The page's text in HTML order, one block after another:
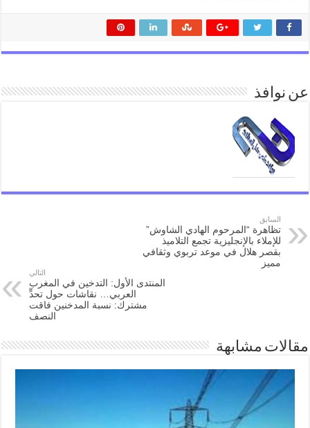
عن نوافذ
السابق
تظاهرة “المرحوم الهادي الشاوش”
للإملاء بالإنجليزية تجمع التلاميذ
بقصر هلال في موعد تربوي وثقافي
مميز
التالي
المنتدى الأول: التدخين في المغرب
العربي… نقاشات حول تحدٍّ
مشترك: نسبة المدخنين فاقت
النصف
مقالات مشابهة